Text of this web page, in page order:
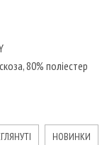
80% поліестер
НОВИНКИ